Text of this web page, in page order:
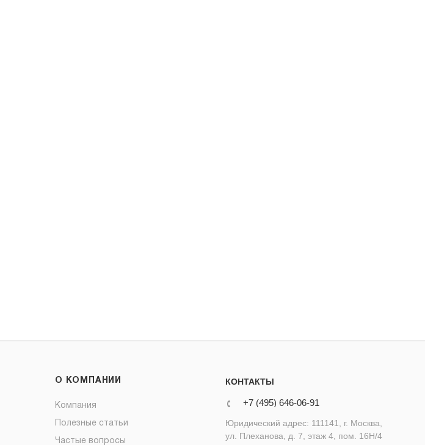
О КОМПАНИИ
Компания
Полезные статьи
Частые вопросы
КОНТАКТЫ
+7 (495) 646-06-91
Юридический адрес: 111141, г. Москва,
ул. Плеханова, д. 7, этаж 4, пом. 16Н/4